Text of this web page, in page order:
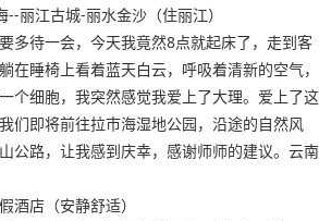
丽江古城-丽水金沙（住丽江）
多待一会，今天我竟然8点就起床了，走到客
在睡椅上看着蓝天白云，呼吸着清新的空气，
个细胞，我突然感觉我爱上了大理。爱上了这
们即将前往拉市海湿地公园，沿途的自然风
公路，让我感到庆幸，感谢师师的建议。云南
酒店（安静舒适）